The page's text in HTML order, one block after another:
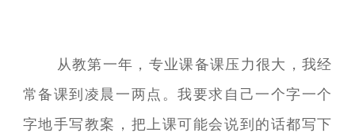
从教第一年，专业课备课压力很大，我经
常备课到凌晨一两点。我要求自己一个字一个
字地手写教案，把上课可能会说到的话都写下